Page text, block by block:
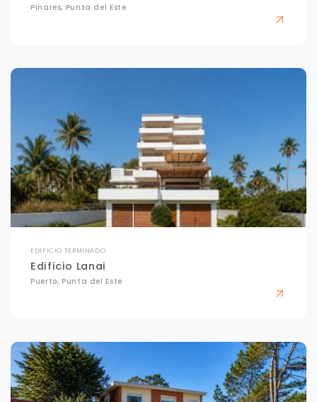
Pinares, Punta del Este
EDIFICIO TERMINADO
Edificio Lanai
Puerto, Punta del Este